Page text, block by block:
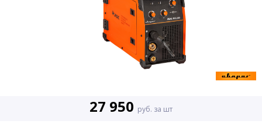
27 950 руб. за шт